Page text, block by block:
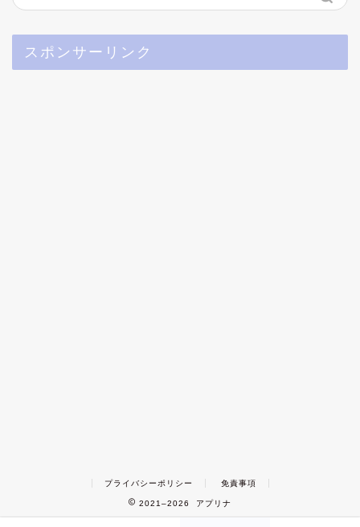
スポンサーリンク
プライバシーポリシー 免責事項
2021–2026 アプリナ